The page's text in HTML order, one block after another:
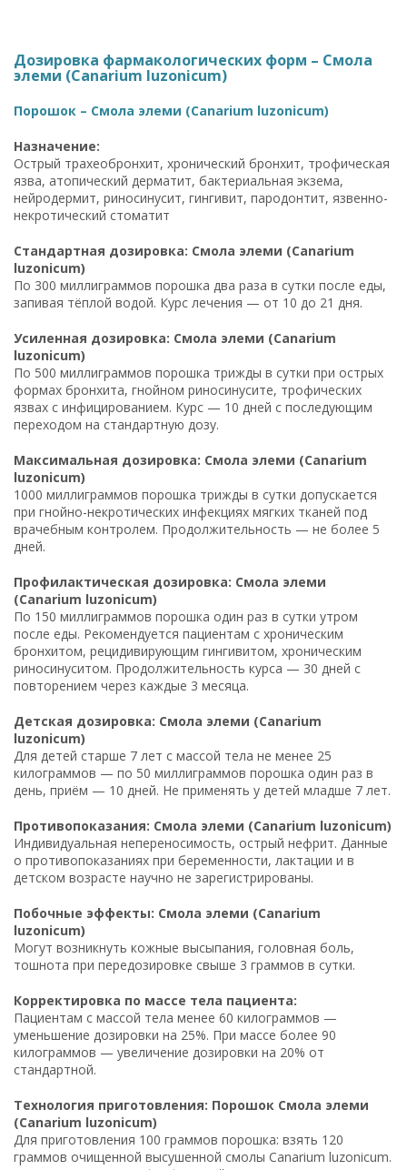
Дозировка фармакологических форм – Смола
элеми (Canarium luzonicum)
Порошок – Смола элеми (Canarium luzonicum)
Назначение:
Острый трахеобронхит, хронический бронхит, трофическая
язва, атопический дерматит, бактериальная экзема,
нейродермит, риносинусит, гингивит, пародонтит, язвенно-
некротический стоматит
Стандартная дозировка: Смола элеми (Canarium
luzonicum)
По 300 миллиграммов порошка два раза в сутки после еды,
запивая тёплой водой. Курс лечения — от 10 до 21 дня.
Усиленная дозировка: Смола элеми (Canarium
luzonicum)
По 500 миллиграммов порошка трижды в сутки при острых
формах бронхита, гнойном риносинусите, трофических
язвах с инфицированием. Курс — 10 дней с последующим
переходом на стандартную дозу.
Максимальная дозировка: Смола элеми (Canarium
luzonicum)
1000 миллиграммов порошка трижды в сутки допускается
при гнойно-некротических инфекциях мягких тканей под
врачебным контролем. Продолжительность — не более 5
дней.
Профилактическая дозировка: Смола элеми
(Canarium luzonicum)
По 150 миллиграммов порошка один раз в сутки утром
после еды. Рекомендуется пациентам с хроническим
бронхитом, рецидивирующим гингивитом, хроническим
риносинуситом. Продолжительность курса — 30 дней с
повторением через каждые 3 месяца.
Детская дозировка: Смола элеми (Canarium
luzonicum)
Для детей старше 7 лет с массой тела не менее 25
килограммов — по 50 миллиграммов порошка один раз в
день, приём — 10 дней. Не применять у детей младше 7 лет.
Противопоказания: Смола элеми (Canarium luzonicum)
Индивидуальная непереносимость, острый нефрит. Данные
о противопоказаниях при беременности, лактации и в
детском возрасте научно не зарегистрированы.
Побочные эффекты: Смола элеми (Canarium
luzonicum)
Могут возникнуть кожные высыпания, головная боль,
тошнота при передозировке свыше 3 граммов в сутки.
Корректировка по массе тела пациента:
Пациентам с массой тела менее 60 килограммов —
уменьшение дозировки на 25%. При массе более 90
килограммов — увеличение дозировки на 20% от
стандартной.
Технология приготовления: Порошок Смола элеми
(Canarium luzonicum)
Для приготовления 100 граммов порошка: взять 120
граммов очищенной высушенной смолы Canarium luzonicum.